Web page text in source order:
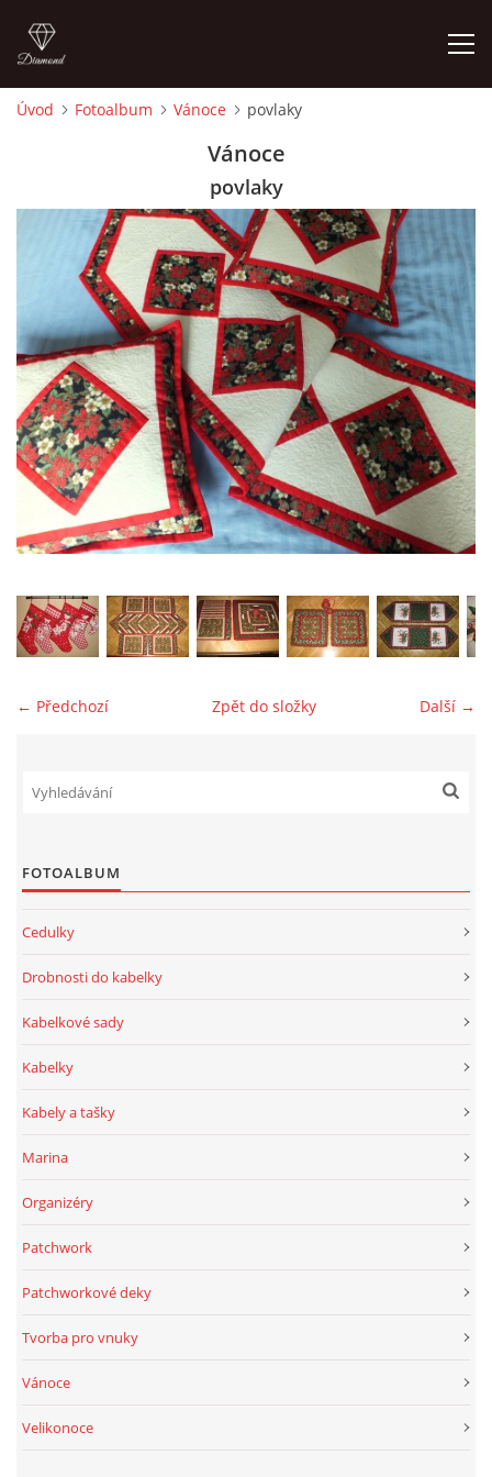
CEDULKY
MOJE POSLEDNÍ PRÁCE
jk-laguna@seznam.cz
© 2025 eStránky.cz
Úvod Fotoalbum Vánoce povlaky
Vánoce
povlaky
← Předchozí Další →
Zpět do složky
FOTOALBUM
Cedulky
Drobnosti do kabelky
Kabelkové sady
Kabelky
Kabely a tašky
Marina
Organizéry
Patchwork
Patchworkové deky
Tvorba pro vnuky
Vánoce
Velikonoce